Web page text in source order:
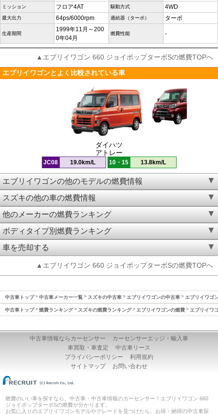
ミッション フロア4AT 駆動方式 4WD
最大出力 64ps/6000rpm 過給器（ターボ） ターボ
生産期間
1999年11月～200
0年04月
燃費性能 -
▲エブリイワゴン 660 ジョイポップターボSの燃費TOPへ
エブリイワゴンとよく比較されている車
ダイハツ
アトレー
JC08 19.0km/L 10・15 13.8km/L
エブリイワゴンの他のモデルの燃費情報
スズキの他の車の燃費情報
他のメーカーの燃費ランキング
ボディタイプ別燃費ランキング
車を売却する
▲エブリイワゴン 660 ジョイポップターボSの燃費TOPへ
中古車トップ 中古車メーカー一覧 スズキの中古車 エブリイワゴンの中古車 エブリイワゴ
中古車トップ 燃費ランキング スズキの燃費ランキング エブリイワゴンの燃費 エブリイワ
中古車情報ならカーセンサー
カーセンサーエッジ・輸入車
車買取・車査定
中古車リース
プライバシーポリシー
利用規約
サイトマップ
お問い合わせ
燃費のいい車を探すなら、中古車・中古車情報のカーセンサー！エブリイワゴン 660
ジョイポップターボSの燃費が分かります。
お気に入りのエブリイワゴンモデルやグレードを見つけたら、お得・納得の中古車探